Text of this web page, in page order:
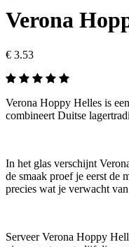
Verona
€ 3.53
Verona Hoppy Helles is
combineert Duitse
In het glas verschijnt
de smaak proef je eerst de
precies wat je verwacht
Serveer Verona Hoppy